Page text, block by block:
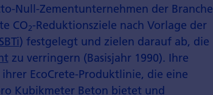
Null-Zementunternehmen der Branche
CO2-Reduktionsziele nach Vorlage der
) festgelegt und zielen darauf ab, die
zu verringern (Basisjahr 1990). Ihre
EcoCrete-Produktlinie, die eine
Kubikmeter Beton bietet und